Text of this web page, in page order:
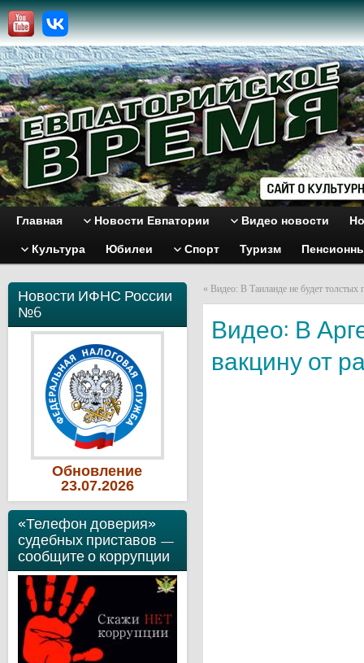
Главная Новости Евпатории Видео новости
Культура Юбилеи Спорт Туризм
Новости ИФНС России
№6
Обновление
23.07.2026
«Телефон доверия»
судебных приставов —
сообщите о коррупции
« Видео: В Таиланде не будет толстых
Видео: В
вакцину от